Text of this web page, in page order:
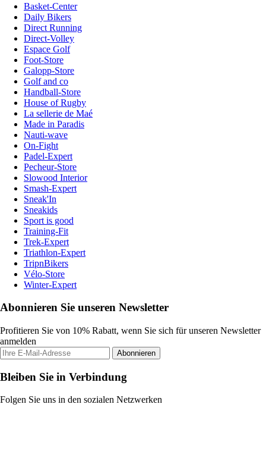
Basket-Center
Daily Bikers
Direct Running
Direct-Volley
Espace Golf
Foot-Store
Galopp-Store
Golf and co
Handball-Store
House of Rugby
La sellerie de Maé
Made in Paradis
Nauti-wave
On-Fight
Padel-Expert
Pecheur-Store
Slowood Interior
Smash-Expert
Sneak'In
Sneakids
Sport is good
Training-Fit
Trek-Expert
Triathlon-Expert
TripnBikers
Vélo-Store
Winter-Expert
Abonnieren Sie unseren Newsletter
Profitieren Sie von 10% Rabatt, wenn Sie sich für unseren Newsletter
anmelden
Abonnieren
Bleiben Sie in Verbindung
Folgen Sie uns in den sozialen Netzwerken